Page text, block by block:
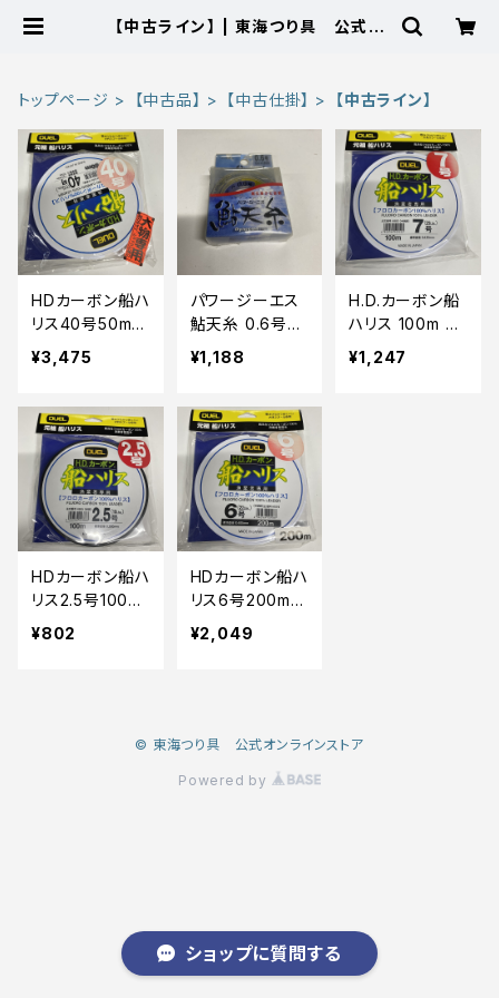
【中古ライン】 | 東海つり具 公式オ
トップページ 【中古品】 【中古仕掛】 【中古ライン】
HDカーボン船ハ
リス40号50m H
1254【中古品】
¥3,475
パワージーエス
鮎天糸 0.6号
【中古品】
¥1,188
H.D.カーボン船
ハリス 100m 7
号【中古品】
¥1,247
HDカーボン船ハ
リス2.5号100m
H955【中古品】
¥802
HDカーボン船ハ
リス6号200m H
1019【中古品】
¥2,049
© 東海つり具 公式オンラインストア
Powered by
ショップに質問する